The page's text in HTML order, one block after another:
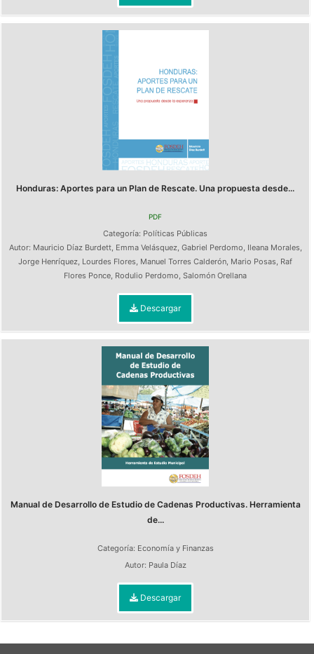
Honduras: Aportes para un Plan de Rescate. Una propuesta desde...
PDF
Categoría: Políticas Públicas
Autor: Mauricio Díaz Burdett, Emma Velásquez, Gabriel Perdomo, Ileana Morales,
Jorge Henríquez, Lourdes Flores, Manuel Torres Calderón, Mario Posas, Raf
Flores Ponce, Rodulio Perdomo, Salomón Orellana
Descargar
Manual de Desarrollo de Estudio de Cadenas Productivas. Herramienta
de...
Categoría: Economía y Finanzas
Autor: Paula Díaz
Descargar